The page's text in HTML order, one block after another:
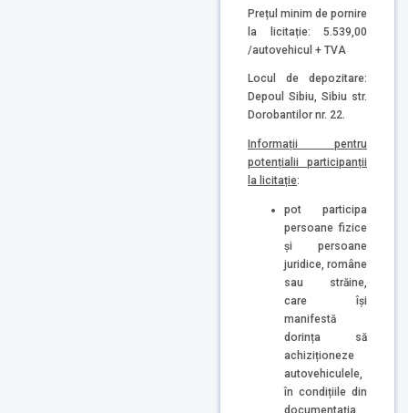
Prețul minim de pornire
la licitație: 5.539,00
/autovehicul + TVA
Locul de depozitare:
Depoul Sibiu, Sibiu str.
Dorobantilor nr. 22.
Informații pentru
potențialii participanții
la licitație:
pot participa
persoane fizice
și persoane
juridice, române
sau străine,
care își
manifestă
dorința să
achiziționeze
autovehiculele,
în condițiile din
documentația